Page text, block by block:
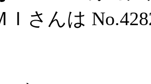
Ｉさんは